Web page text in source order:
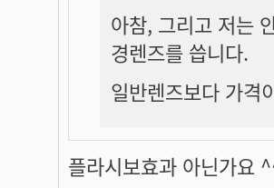
아참, 그리고 저는
경렌즈를 씁니다.
일반렌즈보다 가격
플라시보효과 아닌가